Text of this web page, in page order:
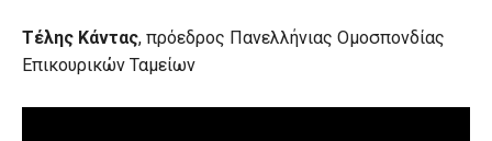
Τέλης Κάντας, πρόεδρος Πανελλήνιας Ομοσπονδίας
Επικουρικών Ταμείων